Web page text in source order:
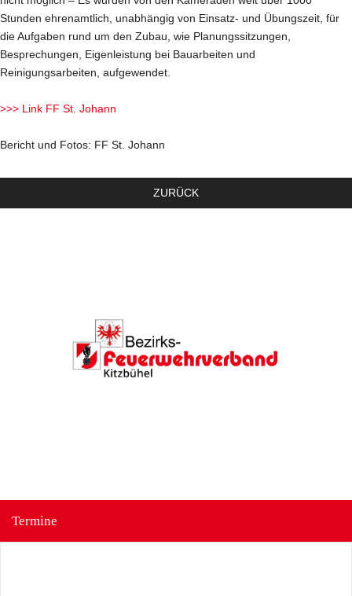
Stunden ehrenamtlich, unabhängig von Einsatz- und Übungszeit, für
die Aufgaben rund um den Zubau, wie Planungssitzungen,
Besprechungen, Eigenleistung bei Bauarbeiten und
Reinigungsarbeiten, aufgewendet.
>>> Link FF St. Johann
Bericht und Fotos: FF St. Johann
ZURÜCK
Termine